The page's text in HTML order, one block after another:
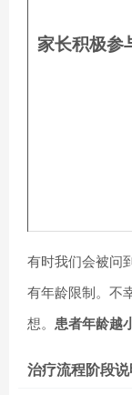
家长积极参
有时我们会被问
有年龄限制。不
想。 患者年龄越
治疗流程阶段说